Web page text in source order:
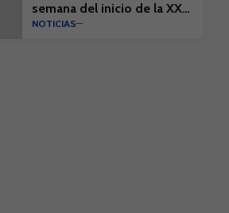
semana del inicio de la XX
Edición del Campus Suma y
NOTICIAS